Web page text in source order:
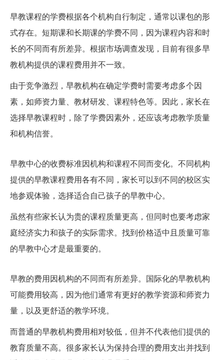
早教课程的学费根据各个机构自行制定，通常以课包的形
式存在。短期课和长期课的学费不同，因为课程内容和时
长的不同而有所差异。根据市场调查发现，目前有很多早
教机构提供的课程费用并不一致。
由于竞争激烈，早教机构在确定学费时需要考虑多个因
素，如师资力量、教材研发、课程特色等。因此，家长在
选择早教课程时，除了学费因素外，还应该考虑教学质量
和机构信誉。
早教中心的收费标准因机构和课程不同而变化。不同机构
提供的早教课程费用各有不同，家长可以到不同的校区实
地参观体验，选择适合自己孩子的早教中心。
虽然有些家长认为贵的课程质量更高，但同时也要考虑家
庭经济实力和孩子的实际需求。找到价格适中且质量可靠
的早教中心才是最重要的。
早教的费用因机构的不同而有所差异。国际化的早教机构
可能费用较高，因为他们通常有更好的教学资源和师资力
量，以及更舒适的教学环境。
而普通的早教机构费用相对较低，但并不代表他们提供的
教育质量不高。很多家长认为保持合理的费用支出并找到